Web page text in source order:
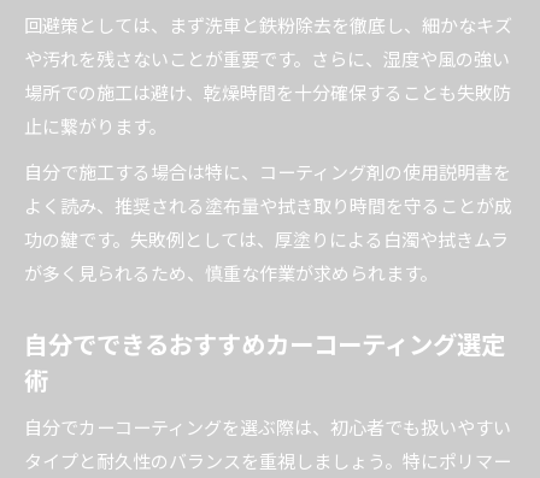
回避策としては、まず洗車と鉄粉除去を徹底し、細かなキズ
や汚れを残さないことが重要です。さらに、湿度や風の強い
場所での施工は避け、乾燥時間を十分確保することも失敗防
止に繋がります。
自分で施工する場合は特に、コーティング剤の使用説明書を
よく読み、推奨される塗布量や拭き取り時間を守ることが成
功の鍵です。失敗例としては、厚塗りによる白濁や拭きムラ
が多く見られるため、慎重な作業が求められます。
自分でできるおすすめカーコーティング選定
術
自分でカーコーティングを選ぶ際は、初心者でも扱いやすい
タイプと耐久性のバランスを重視しましょう。特にポリマー